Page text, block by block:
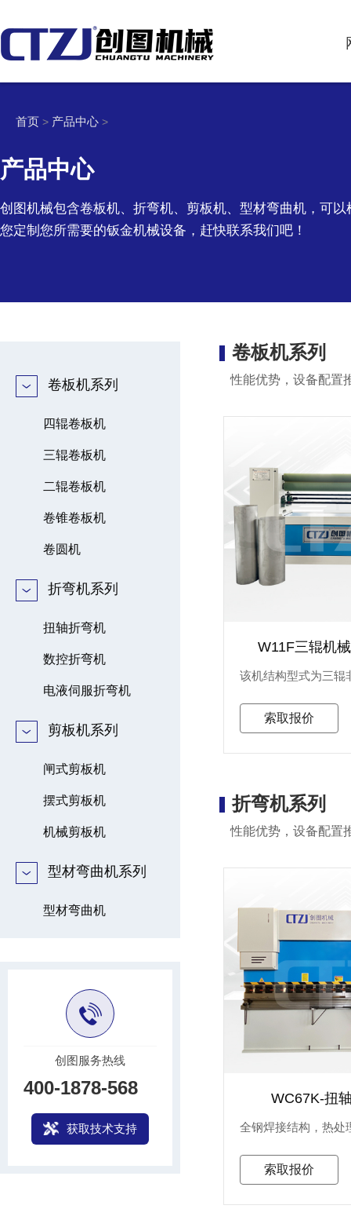
首页 > 产品中心 >
产品中心
创图机械包含卷板机、折弯机、剪板机、型材弯曲机，可
您定制您所需要的钣金机械设备，赶快联系我们吧！
卷板机系列
四辊卷板机
三辊卷板机
二辊卷板机
卷锥卷板机
卷圆机
折弯机系列
扭轴折弯机
数控折弯机
电液伺服折弯机
剪板机系列
闸式剪板机
摆式剪板机
机械剪板机
型材弯曲机系列
型材弯曲机
创图服务热线
400-1878-568
获取技术支持
卷板机系列
性能优势，设备配置
W11F三辊机
索取报价
折弯机系列
性能优势，设备配置
WC67K-扭
索取报价